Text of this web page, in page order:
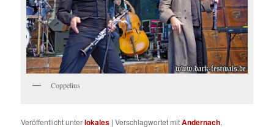
Coppelius
Veröffentlicht unterlokales |Verschlagwortet mitAndernach,